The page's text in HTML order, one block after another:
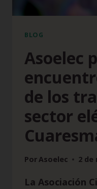
BLOG
Asoelec
de los
sector
PorAsoelec 2 de
La Asociación